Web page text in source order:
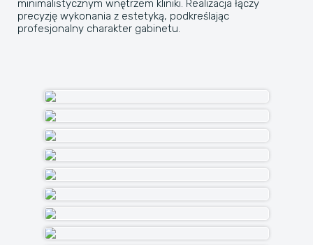
minimalistycznym wnętrzem kliniki. Realizacja łączy
precyzję wykonania z estetyką, podkreślając
profesjonalny charakter gabinetu.